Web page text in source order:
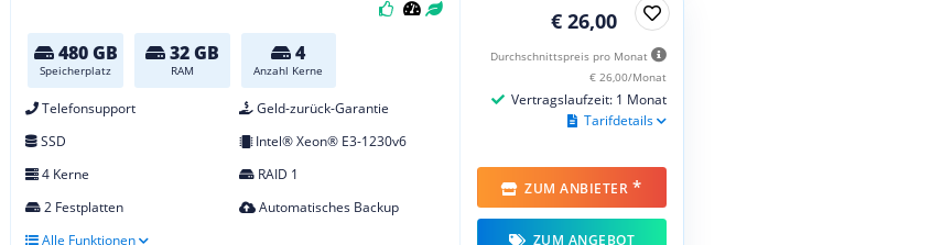
480 GB
Speicherplatz
32 GB
RAM
4
Anzahl Kerne
Telefonsupport
Geld-zurück-Garantie
SSD
Intel® Xeon® E3-1230v6
4 Kerne
RAID 1
2 Festplatten
Automatisches Backup
Alle Funktionen
€ 26,00
Durchschnittspreis pro Monat
€ 26,00/Monat
Vertragslaufzeit: 1 Monat
Tarifdetails
ZUM ANBIETER *
ZUM ANGEBOT